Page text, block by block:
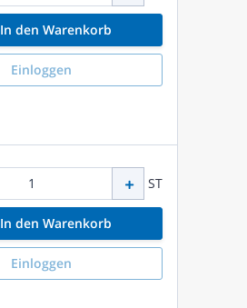
In den Warenkorb
Einloggen
ST
In den Warenkorb
Einloggen